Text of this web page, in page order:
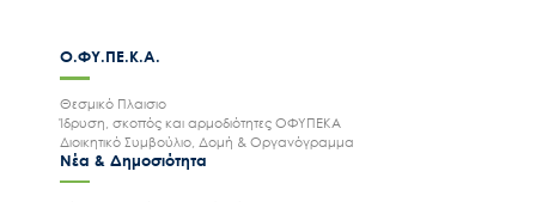
Ο.ΦΥ.ΠΕ.Κ.Α.
Θεσμικό Πλαισιο
Ίδρυση, σκοπός και αρμοδιότητες ΟΦΥΠΕΚΑ
Διοικητικό Συμβούλιο, Δομή & Οργανόγραμμα
Νέα & Δημοσιότητα